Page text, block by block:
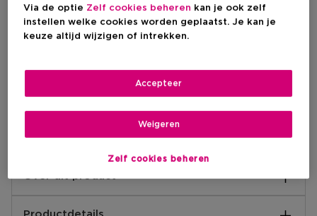
Ophalen in een winkel
Ophalen in een winkel nabij jou.
Selecteer een winkel
Amber Musk
Over dit product
Via de optie Zelf cookies beheren kan je ook zelf
instellen welke cookies worden geplaatst. Je kan je
keuze altijd wijzigen of intrekken.
Zelf cookies beheren
Weigeren
Accepteer